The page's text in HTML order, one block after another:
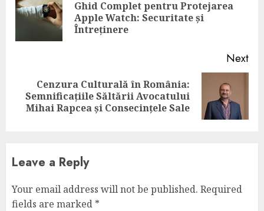
Ghid Complet pentru Protejarea
Apple Watch: Securitate și
Întreținere
Next
Next
post:
Cenzura Culturală în România:
Semnificațiile Săltării Avocatului
Mihai Rapcea și Consecințele Sale
Leave a Reply
Your email address will not be published. Required
fields are marked *